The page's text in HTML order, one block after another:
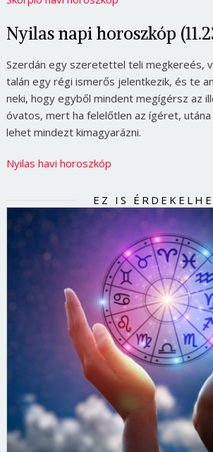
Nyilas napi horoszkóp
Szerdán egy szeretettel teli megkereés,
talán egy régi ismerős jelentkezik, és te
neki, hogy egyből mindent megígérsz az
óvatos, mert ha felelőtlen az ígéret,
lehet mindezt kimagyarázni.
Nyilas havi horoszkóp
EZ IS